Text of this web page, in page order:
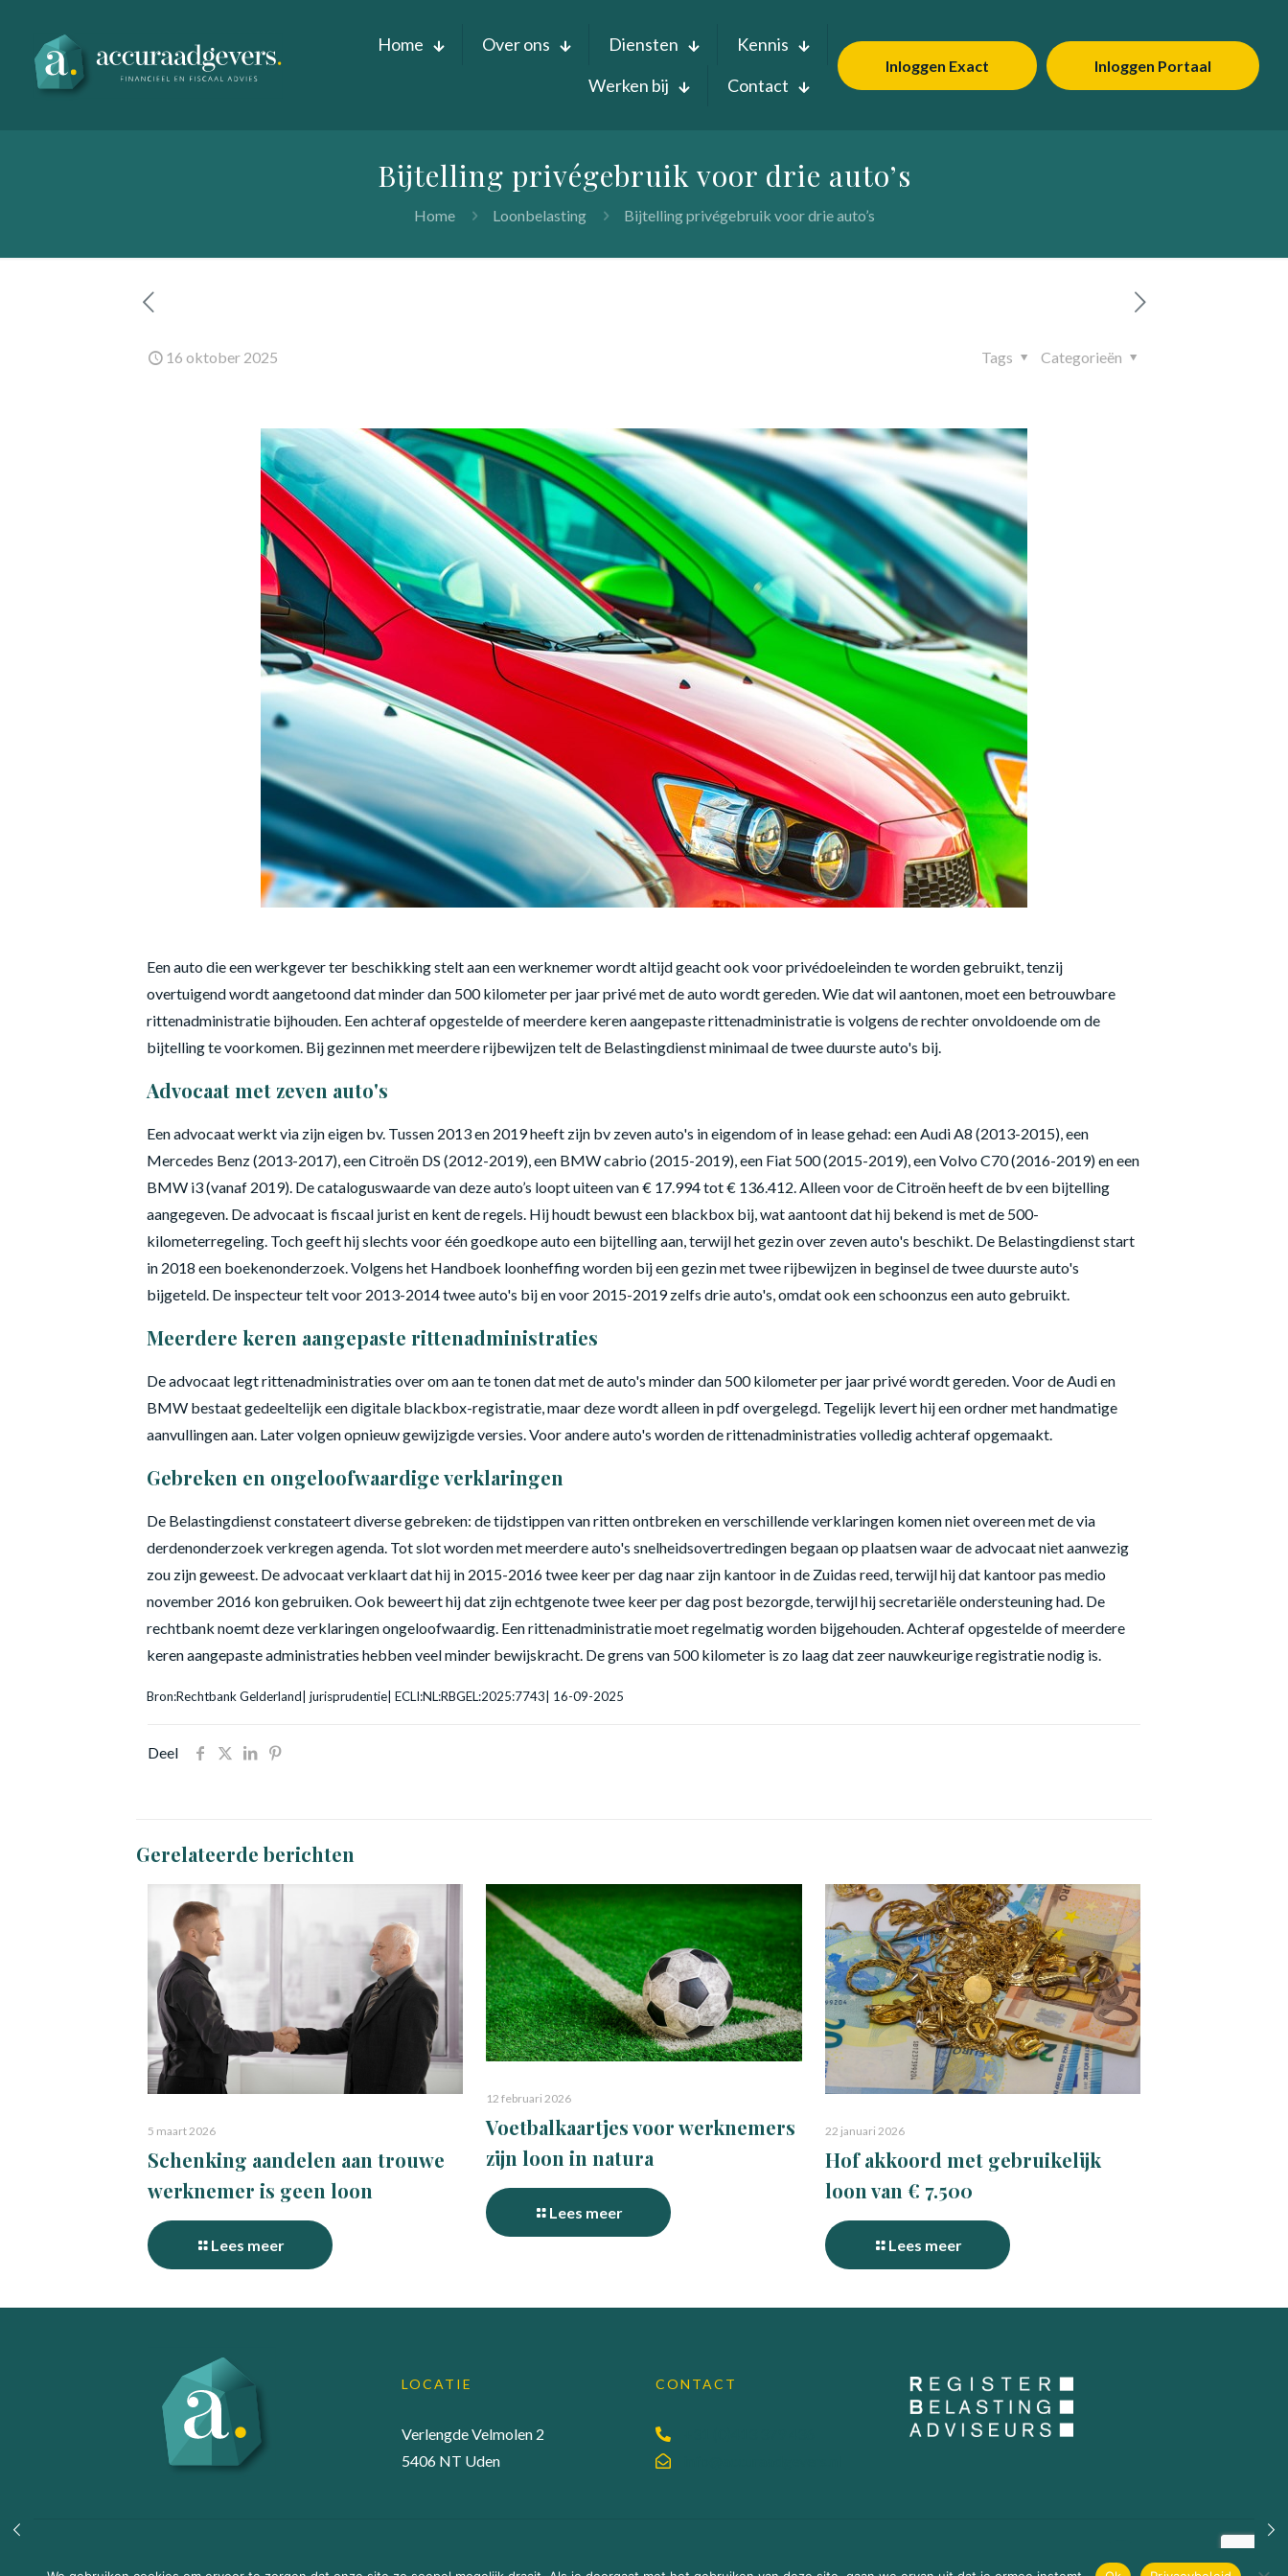
Home Over ons Diensten
Kennis
Werken bij
Contact
Inloggen Exact Inloggen Portaal
Bijtelling privégebruik voor drie auto’s
Home Loonbelasting Bijtelling privégebruik voor drie auto’s
16 oktober 2025 Categorieën
Tags
Een auto die een werkgever ter beschikking stelt aan een werknemer wordt altijd geacht ook voor privédoeleinden te worden gebruikt, tenzij
overtuigend wordt aangetoond dat minder dan 500 kilometer per jaar privé met de auto wordt gereden. Wie dat wil aantonen, moet een betrouwbare
rittenadministratie bijhouden. Een achteraf opgestelde of meerdere keren aangepaste rittenadministratie is volgens de rechter onvoldoende om de
bijtelling te voorkomen. Bij gezinnen met meerdere rijbewijzen telt de Belastingdienst minimaal de twee duurste auto's bij.
Advocaat met zeven auto's
Een advocaat werkt via zijn eigen bv. Tussen 2013 en 2019 heeft zijn bv zeven auto's in eigendom of in lease gehad: een Audi A8 (2013-2015), een
Mercedes Benz (2013-2017), een Citroën DS (2012-2019), een BMW cabrio (2015-2019), een Fiat 500 (2015-2019), een Volvo C70 (2016-2019) en een
BMW i3 (vanaf 2019). De cataloguswaarde van deze auto’s loopt uiteen van € 17.994 tot € 136.412. Alleen voor de Citroën heeft de bv een bijtelling
aangegeven. De advocaat is fiscaal jurist en kent de regels. Hij houdt bewust een blackbox bij, wat aantoont dat hij bekend is met de 500-
kilometerregeling. Toch geeft hij slechts voor één goedkope auto een bijtelling aan, terwijl het gezin over zeven auto's beschikt. De Belastingdienst start
in 2018 een boekenonderzoek. Volgens het Handboek loonheffing worden bij een gezin met twee rijbewijzen in beginsel de twee duurste auto's
bijgeteld. De inspecteur telt voor 2013-2014 twee auto's bij en voor 2015-2019 zelfs drie auto's, omdat ook een schoonzus een auto gebruikt.
Meerdere keren aangepaste rittenadministraties
De advocaat legt rittenadministraties over om aan te tonen dat met de auto's minder dan 500 kilometer per jaar privé wordt gereden. Voor de Audi en
BMW bestaat gedeeltelijk een digitale blackbox-registratie, maar deze wordt alleen in pdf overgelegd. Tegelijk levert hij een ordner met handmatige
aanvullingen aan. Later volgen opnieuw gewijzigde versies. Voor andere auto's worden de rittenadministraties volledig achteraf opgemaakt.
Gebreken en ongeloofwaardige verklaringen
De Belastingdienst constateert diverse gebreken: de tijdstippen van ritten ontbreken en verschillende verklaringen komen niet overeen met de via
derdenonderzoek verkregen agenda. Tot slot worden met meerdere auto's snelheidsovertredingen begaan op plaatsen waar de advocaat niet aanwezig
zou zijn geweest. De advocaat verklaart dat hij in 2015-2016 twee keer per dag naar zijn kantoor in de Zuidas reed, terwijl hij dat kantoor pas medio
november 2016 kon gebruiken. Ook beweert hij dat zijn echtgenote twee keer per dag post bezorgde, terwijl hij secretariële ondersteuning had. De
rechtbank noemt deze verklaringen ongeloofwaardig. Een rittenadministratie moet regelmatig worden bijgehouden. Achteraf opgestelde of meerdere
keren aangepaste administraties hebben veel minder bewijskracht. De grens van 500 kilometer is zo laag dat zeer nauwkeurige registratie nodig is.
Bron:Rechtbank Gelderland| jurisprudentie| ECLI:NL:RBGEL:2025:7743| 16-09-2025
Deel
Gerelateerde berichten
5 maart 2026
Schenking aandelen aan trouwe
werknemer is geen loon
Lees meer
12 februari 2026
Voetbalkaartjes voor werknemers
zijn loon in natura
Lees meer
22 januari 2026
Hof akkoord met gebruikelijk
loon van € 7.500
Lees meer
LOCATIE
Verlengde Velmolen 2
5406 NT Uden
CONTACT